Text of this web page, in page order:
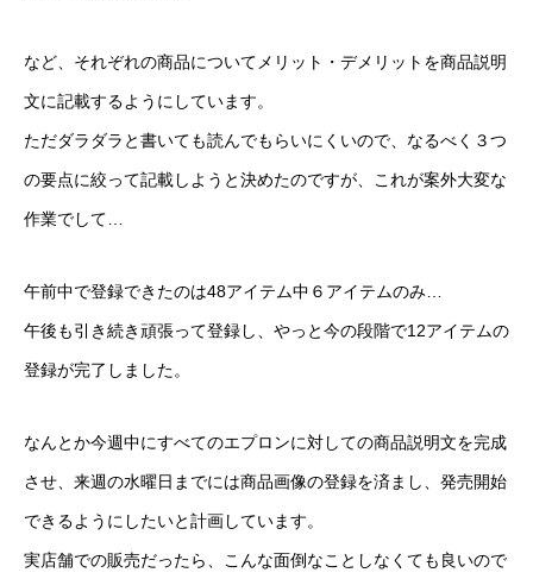
など、それぞれの商品についてメリット・デメリットを商品説明
文に記載するようにしています。
ただダラダラと書いても読んでもらいにくいので、なるべく３つ
の要点に絞って記載しようと決めたのですが、これが案外大変な
作業でして…
午前中で登録できたのは48アイテム中６アイテムのみ…
午後も引き続き頑張って登録し、やっと今の段階で12アイテムの
登録が完了しました。
なんとか今週中にすべてのエプロンに対しての商品説明文を完成
させ、来週の水曜日までには商品画像の登録を済まし、発売開始
できるようにしたいと計画しています。
実店舗での販売だったら、こんな面倒なことしなくても良いので